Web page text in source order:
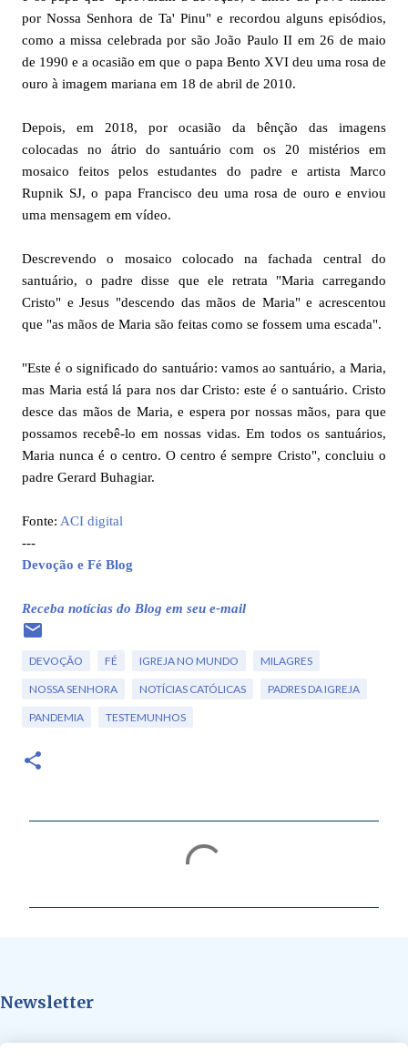
por Nossa Senhora de Ta' Pinu" e recordou alguns episódios,
como a missa celebrada por são João Paulo II em 26 de maio
de 1990 e a ocasião em que o papa Bento XVI deu uma rosa de
ouro à imagem mariana em 18 de abril de 2010.
Depois, em 2018, por ocasião da bênção das imagens
colocadas no átrio do santuário com os 20 mistérios em
mosaico feitos pelos estudantes do padre e artista Marco
Rupnik SJ, o papa Francisco deu uma rosa de ouro e enviou
uma mensagem em vídeo.
Descrevendo o mosaico colocado na fachada central do
santuário, o padre disse que ele retrata "Maria carregando
Cristo" e Jesus "descendo das mãos de Maria" e acrescentou
que "as mãos de Maria são feitas como se fossem uma escada".
"Este é o significado do santuário: vamos ao santuário, a Maria,
mas Maria está lá para nos dar Cristo: este é o santuário. Cristo
desce das mãos de Maria, e espera por nossas mãos, para que
possamos recebê-lo em nossas vidas. Em todos os santuários,
Maria nunca é o centro. O centro é sempre Cristo", concluiu o
padre Gerard Buhagiar.
Fonte: ACI digital
---
Devoção e Fé Blog
Receba notícias do Blog em seu e-mail
DEVOÇÃO FÉ IGREJA NO MUNDO MILAGRES
NOSSA SENHORA NOTÍCIAS CATÓLICAS PADRES DA IGREJA
PANDEMIA TESTEMUNHOS
á
Newsletter